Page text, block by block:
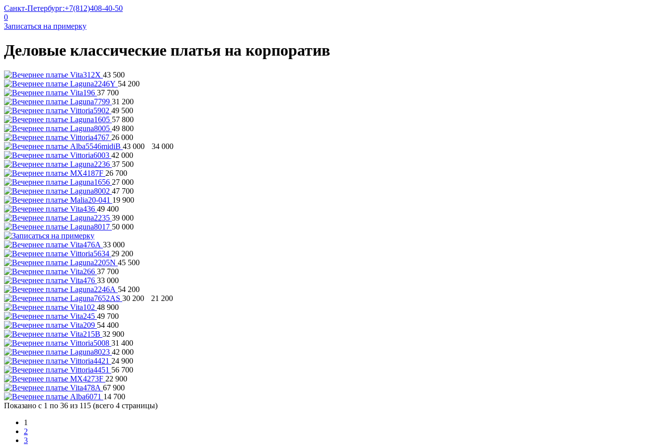
Санкт-Петербург:+7(812)408-40-50
0
Записаться на примерку
Деловые классические платья на корпоратив
43 500
54 200
37 700
31 200
49 500
57 800
49 800
26 000
43 000
34 000
42 000
37 500
26 700
27 000
47 700
19 900
49 400
39 000
50 000
33 000
29 200
45 500
37 700
33 000
54 200
30 200
21 200
48 900
49 700
54 400
32 900
31 400
42 000
24 900
56 700
22 900
67 900
14 700
Показано с 1 по 36 из 115 (всего 4 страницы)
1
2
3